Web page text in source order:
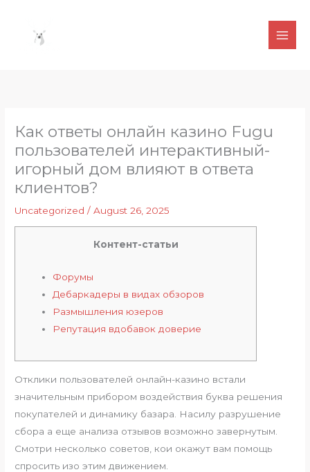
content
Как ответы онлайн казино Fugu
пользователей интерактивный-
игорный дом влияют в ответа
клиентов?
Uncategorized /August 26, 2025
Контент-статьи
Форумы
Дебаркадеры в видах обзоров
Размышления юзеров
Репутация вдобавок доверие
Отклики пользователей онлайн-казино встали
значительным прибором воздействия буква решения
покупателей и динамику базара. Насилу разрушение
сбора а еще анализа отзывов возможно завернутым.
Смотри несколько советов, кои окажут вам помощь
спросить изо этим движением.